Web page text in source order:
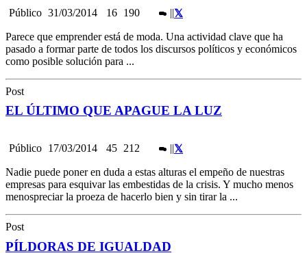
Público 31/03/2014 16 190 ||
Parece que emprender está de moda. Una actividad clave que ha
pasado a formar parte de todos los discursos políticos y económicos
como posible solución para ...
Post
EL ÚLTIMO QUE APAGUE LA LUZ
Público 17/03/2014 45 212 ||
Nadie puede poner en duda a estas alturas el empeño de nuestras
empresas para esquivar las embestidas de la crisis. Y mucho menos
menospreciar la proeza de hacerlo bien y sin tirar la ...
Post
PÍLDORAS DE IGUALDAD